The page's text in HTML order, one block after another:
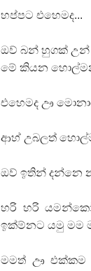
හප්පට එහෙමද...
ඔව් බන් හුගක්
මේ කියන
එහෙමද ඌ
ආහ් උබලත්
ඔව් ඉතින් දන්නෙ
හරි හරි
ඉක්ම්නට යමු මම
මමත් ඌ එක්කම